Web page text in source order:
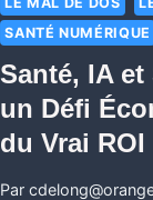
SANTÉ NUMÉRIQUE
Santé, IA
un Défi
du Vrai ROI
Par